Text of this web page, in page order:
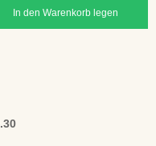
In den Warenkorb legen